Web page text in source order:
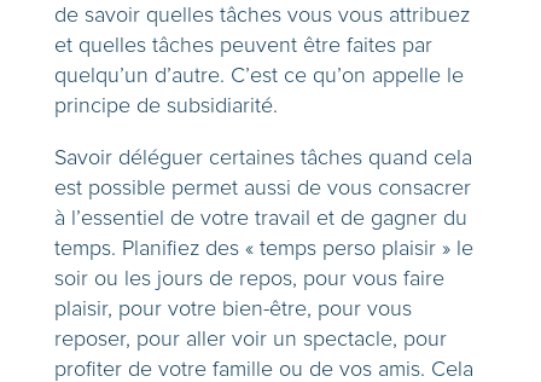
de savoir quelles tâches vous vous attribuez
et quelles tâches peuvent être faites par
quelqu’un d’autre. C’est ce qu’on appelle le
principe de subsidiarité.
Savoir déléguer certaines tâches quand cela
est possible permet aussi de vous consacrer
à l’essentiel de votre travail et de gagner du
temps. Planifiez des « temps perso plaisir » le
soir ou les jours de repos, pour vous faire
plaisir, pour votre bien-être, pour vous
reposer, pour aller voir un spectacle, pour
profiter de votre famille ou de vos amis. Cela